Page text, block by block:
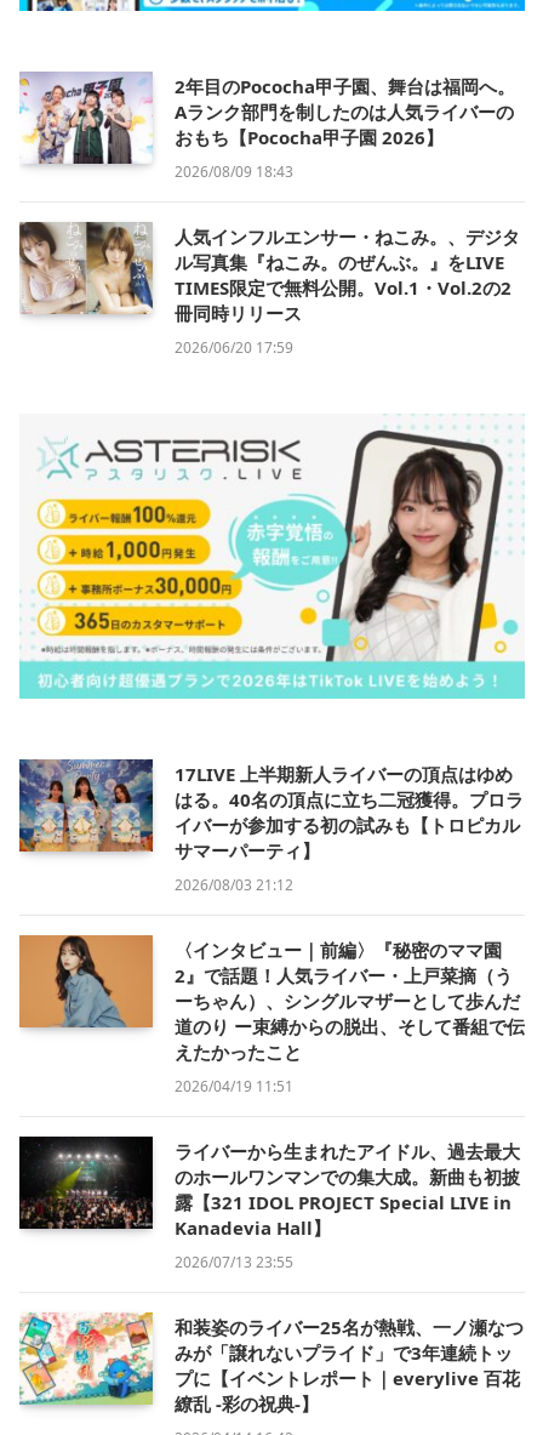
2年目のPococha甲子園、舞台は福岡へ。
Aランク部門を制したのは人気ライバーの
おもち【Pococha甲子園 2026】
2026/08/09 18:43
人気インフルエンサー・ねこみ。、デジタ
ル写真集『ねこみ。のぜんぶ。』をLIVE
TIMES限定で無料公開。Vol.1・Vol.2の2
冊同時リリース
2026/06/20 17:59
17LIVE 上半期新人ライバーの頂点はゆめ
はる。40名の頂点に立ち二冠獲得。プロラ
イバーが参加する初の試みも【トロピカル
サマーパーティ】
2026/08/03 21:12
〈インタビュー｜前編〉『秘密のママ園
2』で話題！人気ライバー・上戸菜摘（う
ーちゃん）、シングルマザーとして歩んだ
道のり ー束縛からの脱出、そして番組で伝
えたかったこと
2026/04/19 11:51
ライバーから生まれたアイドル、過去最大
のホールワンマンでの集大成。新曲も初披
露【321 IDOL PROJECT Special LIVE in
Kanadevia Hall】
2026/07/13 23:55
和装姿のライバー25名が熱戦、一ノ瀬なつ
みが「譲れないプライド」で3年連続トッ
プに【イベントレポート｜everylive 百花
繚乱 -彩の祝典-】